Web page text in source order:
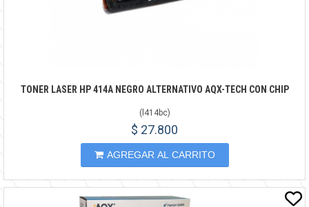
TONER LASER HP 414A NEGRO ALTERNATIVO AQX-TECH CON CHIP
(l414bc)
$ 27.800
AGREGAR AL CARRITO